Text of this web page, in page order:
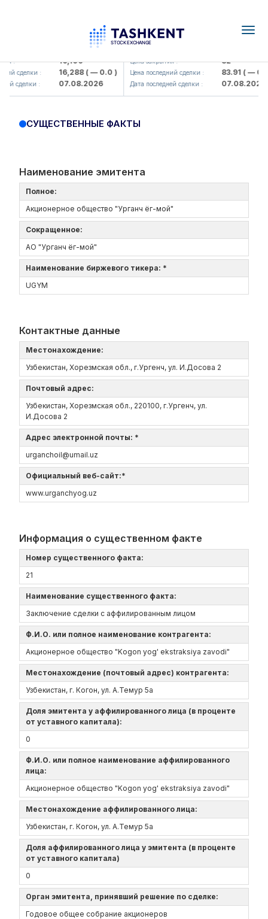
: 16,100
сделки : 16,288( — 0.0 )
сделки : 07.08.2026
KFSK (<Kafolat sug'urta
Цена закрытия : 82
Цена последний сделки : 83.91( — 0.0
Дата последней сделки : 07.08.2026
СУЩЕСТВЕННЫЕ ФАКТЫ
Наименование эмитента
Полное:
Акционерное общество "Урганч ёг-мой"
Сокращенное:
АО "Урганч ёг-мой"
Наименование биржевого тикера: *
UGYM
Контактные данные
Местонахождение:
Узбекистан, Хорезмская обл., г.Ургенч, ул. И.Досова 2
Почтовый адрес:
Узбекистан, Хорезмская обл., 220100, г.Ургенч, ул.
И.Досова 2
Адрес электронной почты: *
urganchoil@umail.uz
Официальный веб-сайт:*
www.urganchyog.uz
Информация о существенном факте
Номер существенного факта:
21
Наименование существенного факта:
Заключение сделки с аффилированным лицом
Ф.И.О. или полное наименование контрагента:
Акционерное общество "Kogon yog' ekstraksiya zavodi"
Местонахождение (почтовый адрес) контрагента:
Узбекистан, г. Когон, ул. А.Темур 5а
Доля эмитента у аффилированного лица (в проценте
от уставного капитала):
0
Ф.И.О. или полное наименование аффилированного
лица:
Акционерное общество "Kogon yog' ekstraksiya zavodi"
Местонахождение аффилированного лица:
Узбекистан, г. Когон, ул. А.Темур 5а
Доля аффилированного лица у эмитента (в проценте
от уставного капитала)
0
Орган эмитента, принявший решение по сделке:
Годовое общее собрание акционеров